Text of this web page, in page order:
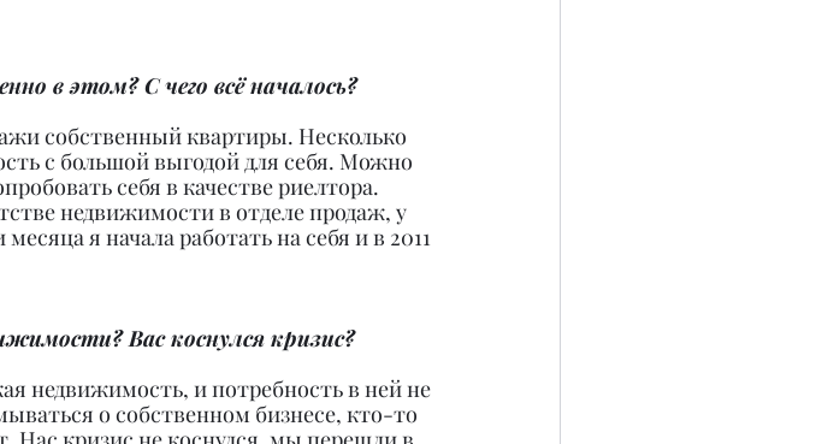
в этом? С чего всё началось?
собственный квартиры. Несколько
с большой выгодой для себя. Можно
себя в качестве риелтора.
недвижимости в отделе продаж, у
я начала работать на себя и в 2011
Вас коснулся кризис?
недвижимость, и потребность в ней не
о собственном бизнесе, кто-то